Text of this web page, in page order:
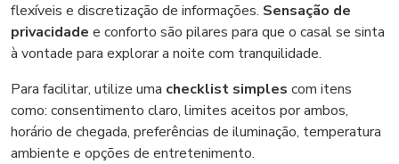
flexíveis e discretização de informações. Sensação de
privacidade e conforto são pilares para que o casal se sinta
à vontade para explorar a noite com tranquilidade.
Para facilitar, utilize uma checklist simples com itens
como: consentimento claro, limites aceitos por ambos,
horário de chegada, preferências de iluminação, temperatura
ambiente e opções de entretenimento.